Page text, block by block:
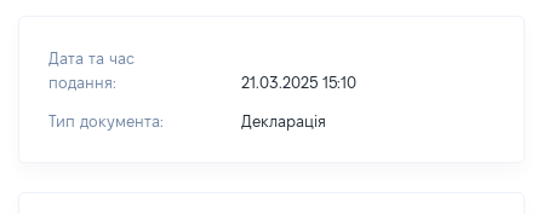
Дата та час
подання:
21.03.2025 15:10
Тип документа: Декларація